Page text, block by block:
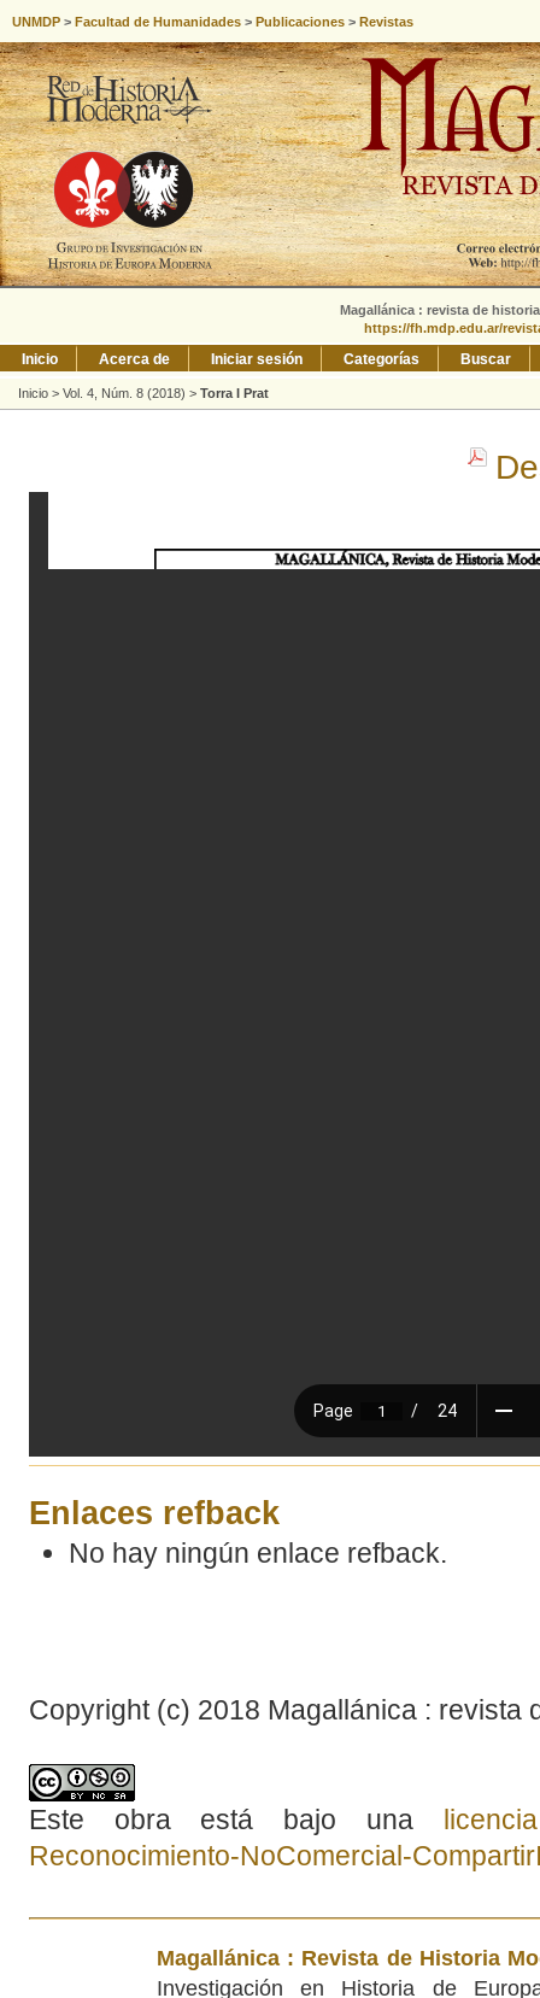
UNMDP > Facultad de Humanidades > Publicaciones > Revistas
Magallánica : revista de
https://fh.mdp.edu.ar/
Inicio Acerca de Iniciar sesión Categorías Buscar
Inicio > Vol. 4, Núm. 8 (2018) > Torra I Prat
Enlaces refback
No hay ningún enlace refback.
Copyright (c) 2018 Magallánica : revista
Este obra está bajo una
Reconocimiento-NoComercial-
Magallánica : Revista de Historia
Investigación en Historia de